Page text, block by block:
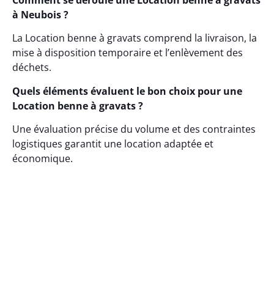
à Neubois ?
La Location benne à gravats comprend la livraison, la
mise à disposition temporaire et l’enlèvement des
déchets.
Quels éléments évaluent le bon choix pour une
Location benne à gravats ?
Une évaluation précise du volume et des contraintes
logistiques garantit une location adaptée et
économique.